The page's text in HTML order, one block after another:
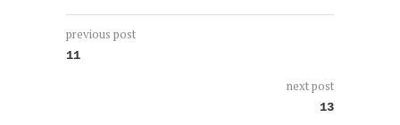
previous post
11
next post
13